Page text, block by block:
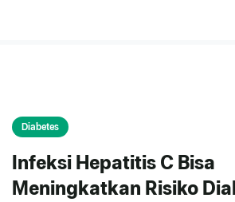
Diabetes
Infeksi Hepatitis C Bisa
Meningkatkan Risiko